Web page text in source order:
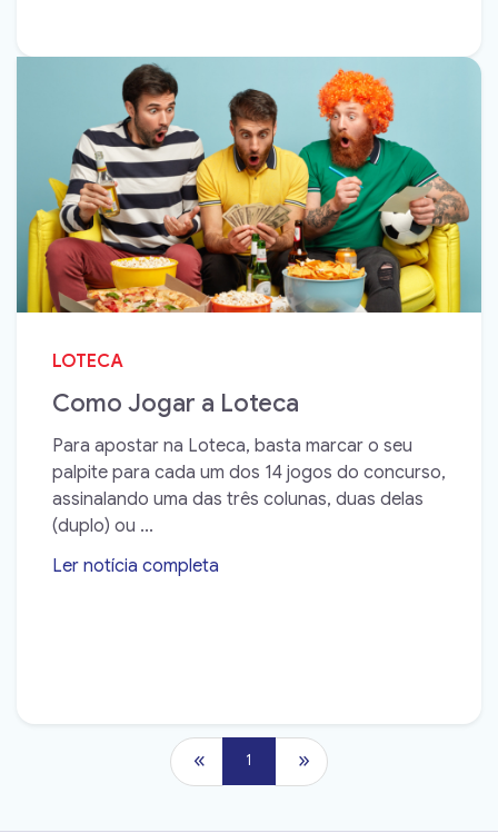
LOTECA
Como Jogar a Loteca
Para apostar na Loteca, basta marcar o seu
palpite para cada um dos 14 jogos do concurso,
assinalando uma das três colunas, duas delas
(duplo) ou ...
Ler notícia completa